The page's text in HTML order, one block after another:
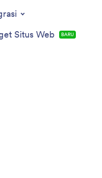
Situs Web
BARU